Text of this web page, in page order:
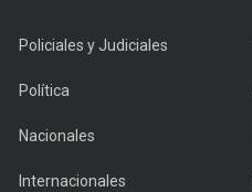
Policiales y Judiciales
Política
Nacionales
Internacionales